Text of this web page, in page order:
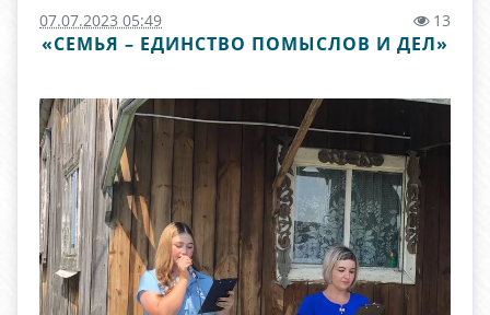
07.07.2023 05:49 13
«СЕМЬЯ – ЕДИНСТВО ПОМЫСЛОВ И ДЕЛ»